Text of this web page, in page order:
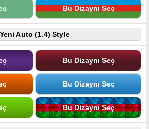
Bu Dizaynı Seç
Yeni Auto (1.4) Style
Bu Dizaynı Seç
Bu Dizaynı Seç
Bu Dizaynı Seç